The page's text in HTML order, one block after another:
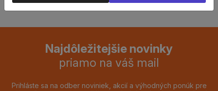
Najdôležitejšie novinky
priamo na váš mail
Prihláste sa na odber noviniek, akcií a výhodných ponúk pre